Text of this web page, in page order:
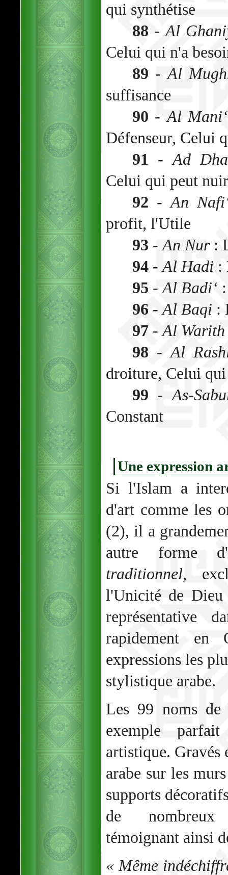
qui synthétise
88 -Al
Celui qui n'a
89 - Al
suffisance
90 - Al Mani‘
Défenseur, Celui
91 - Ad
Celui qui peut
92 - An
profit, l'Utile
93 -An Nur:
94 - Al Hadi :
95 - Al Badi‘
96 -Al Baqi :
97 -Al Warith
98 - Al
droiture, Celui qui
99 - As-
Constant
Une expression
Si l'Islam a
d'art comme les
(2), il a
autre forme
traditionnel,
l'Unicité de
représentative
rapidement
expressions les
stylistique arabe.
Les 99 noms
exemple
artistique. Gravés
arabe sur les
supports
de nombreux
témoignant ainsi
« Même